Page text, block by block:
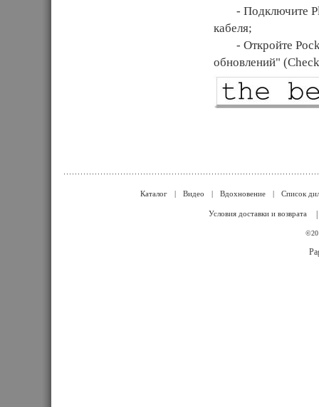
- Подключите
кабеля;
- Откройте
обновлений"
Каталог | Видео | Вдохновение | Список
Условия доставки и возврата